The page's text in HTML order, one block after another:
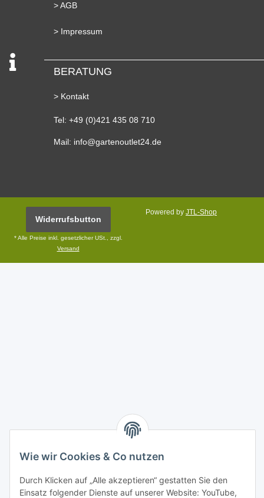
> AGB
> Impressum
BERATUNG
> Kontakt
Tel: +49 (0)421 435 08 710
Mail: info@gartenoutlet24.de
Widerrufsbutton
* Alle Preise inkl. gesetzlicher USt., zzgl.
Versand
Powered by JTL-Shop
Wie wir Cookies & Co nutzen
Durch Klicken auf „Alle akzeptieren“ gestatten Sie den
Einsatz folgender Dienste auf unserer Website: YouTube,